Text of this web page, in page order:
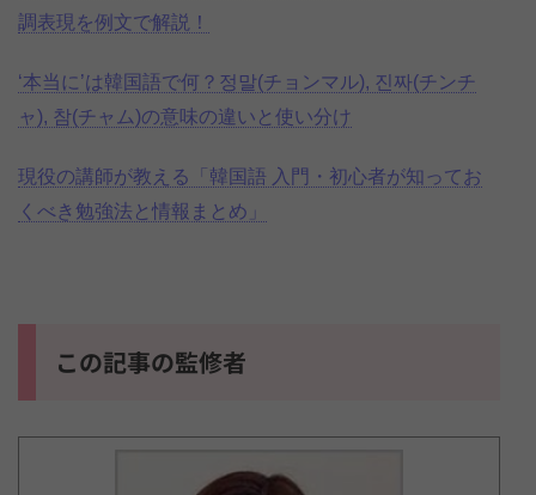
調表現を例文で解説！
‘本当に’は韓国語で何？정말(チョンマル), 진짜(チンチ
ャ), 참(チャム)の意味の違いと使い分け
現役の講師が教える「韓国語 入門・初心者が知ってお
くべき勉強法と情報まとめ」
この記事の監修者